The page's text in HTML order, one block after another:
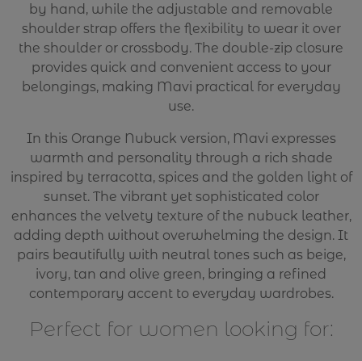
by hand, while the adjustable and removable
shoulder strap offers the flexibility to wear it over
the shoulder or crossbody. The double-zip closure
provides quick and convenient access to your
belongings, making Mavi practical for everyday
use.
In this Orange Nubuck version, Mavi expresses
warmth and personality through a rich shade
inspired by terracotta, spices and the golden light of
sunset. The vibrant yet sophisticated color
enhances the velvety texture of the nubuck leather,
adding depth without overwhelming the design. It
pairs beautifully with neutral tones such as beige,
ivory, tan and olive green, bringing a refined
contemporary accent to everyday wardrobes.
Perfect for women looking for: